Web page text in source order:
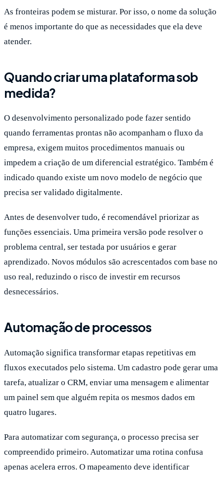
As fronteiras podem se misturar. Por isso, o nome da solução
é menos importante do que as necessidades que ela deve
atender.
Quando criar uma plataforma sob
medida?
O desenvolvimento personalizado pode fazer sentido
quando ferramentas prontas não acompanham o fluxo da
empresa, exigem muitos procedimentos manuais ou
impedem a criação de um diferencial estratégico. Também é
indicado quando existe um novo modelo de negócio que
precisa ser validado digitalmente.
Antes de desenvolver tudo, é recomendável priorizar as
funções essenciais. Uma primeira versão pode resolver o
problema central, ser testada por usuários e gerar
aprendizado. Novos módulos são acrescentados com base no
uso real, reduzindo o risco de investir em recursos
desnecessários.
Automação de processos
Automação significa transformar etapas repetitivas em
fluxos executados pelo sistema. Um cadastro pode gerar uma
tarefa, atualizar o CRM, enviar uma mensagem e alimentar
um painel sem que alguém repita os mesmos dados em
quatro lugares.
Para automatizar com segurança, o processo precisa ser
compreendido primeiro. Automatizar uma rotina confusa
apenas acelera erros. O mapeamento deve identificar